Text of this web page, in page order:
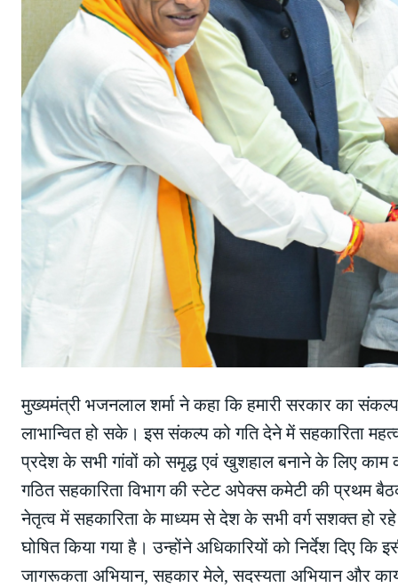
मुख्यमंत्री भजनलाल शर्मा ने कहा कि हमारी सरकार का
लाभान्वित हो सके। इस संकल्प को गति देने में सहकारिता
प्रदेश के सभी गांवों को समृद्ध एवं खुशहाल बनाने के लिए काम
गठित सहकारिता विभाग की स्टेट अपेक्स कमेटी की प्रथम
नेतृत्व में सहकारिता के माध्यम से देश के सभी वर्ग सशक्त हो रहे
घोषित किया गया है। उन्होंने अधिकारियों को निर्देश दिए कि
जागरूकता अभियान, सहकार मेले, सदस्यता अभियान और